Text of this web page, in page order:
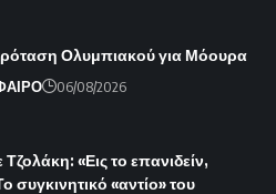
Ολυμπιακού για Μόουρα
06/08/2026
Τζολάκη: «Εις το επανιδείν,
συγκινητικό «αντίο» του